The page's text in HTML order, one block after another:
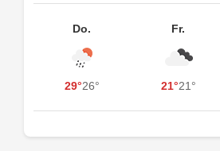
Do.
29°26°
Fr.
21°21°